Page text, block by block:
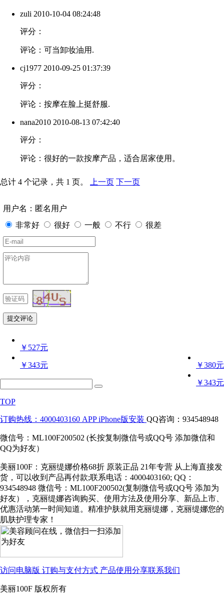
zuli 2010-10-04 08:24:48
评分：
评论：可当卸妆油用.
cj1977 2010-09-25 01:37:39
评分：
评论：按摩在脸上挺舒服.
nana2010 2010-08-13 07:42:40
评分：
评论：很好的一款按摩产品，适合居家使用。
总计 4 个记录，共 1 页。 上一页 下一页
用户名：匿名用户
非常好
很好 一般 不行 很差
￥527元
￥380元
￥343元
￥343元
TOP
订购热线：4000403160 APP iPhone版安装 QQ咨询：934548948
微信号：ML100F200502 (长按复制微信号或QQ号 添加微信和
QQ为好友）
美丽100F：克丽缇娜价格68折 原装正品 21年专营 从上海直接发
货，可以收到产品再付款;联系电话：4000403160; QQ：
934548948 微信号：ML100F200502(复制微信号或QQ号 添加为
好友），克丽缇娜咨询购买、使用方法及使用分享、新品上市、
优惠活动第一时间知道。精准护肤就用克丽缇娜，克丽缇娜您的
肌肤护理专家！
访问电脑版 订购与支付方式 产品使用分享联系我们
美丽100F 版权所有